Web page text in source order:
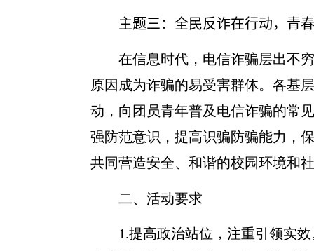
主题三：全民反诈在行动，青
在信息时代，电信诈骗层出不
原因成为诈骗的易受害群体。各基
动，向团员青年普及电信诈骗的常
强防范意识，提高识骗防骗能力，
共同营造安全、和谐的校园环境和
二、活动要求
1.提高政治站位，注重引领实